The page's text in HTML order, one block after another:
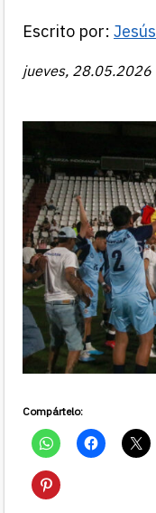
Escrito por: Jesús
jueves, 28.05.2026
Compártelo: